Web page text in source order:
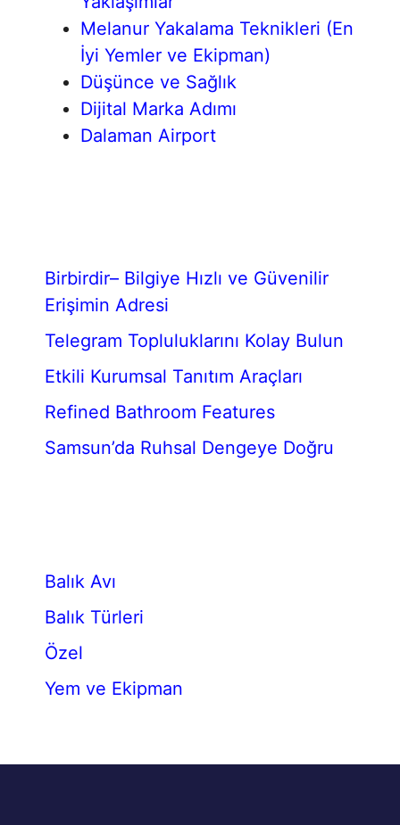
Melanur Yakalama Teknikleri (En
İyi Yemler ve Ekipman)
Düşünce ve Sağlık
Dijital Marka Adımı
Dalaman Airport
Birbirdir– Bilgiye Hızlı ve Güvenilir
Erişimin Adresi
Telegram Topluluklarını Kolay Bulun
Etkili Kurumsal Tanıtım Araçları
Refined Bathroom Features
Samsun’da Ruhsal Dengeye Doğru
Balık Avı
Balık Türleri
Özel
Yem ve Ekipman